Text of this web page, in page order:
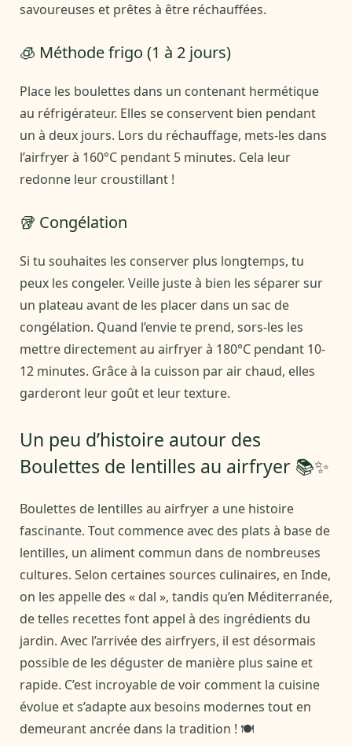
savoureuses et prêtes à être réchauffées.
🧊 Méthode frigo (1 à 2 jours)
Place les boulettes dans un contenant hermétique
au réfrigérateur. Elles se conservent bien pendant
un à deux jours. Lors du réchauffage, mets-les dans
l’airfryer à 160°C pendant 5 minutes. Cela leur
redonne leur croustillant !
🥡 Congélation
Si tu souhaites les conserver plus longtemps, tu
peux les congeler. Veille juste à bien les séparer sur
un plateau avant de les placer dans un sac de
congélation. Quand l’envie te prend, sors-les les
mettre directement au airfryer à 180°C pendant 10-
12 minutes. Grâce à la cuisson par air chaud, elles
garderont leur goût et leur texture.
Un peu d’histoire autour des
Boulettes de lentilles au airfryer 📚✨
Boulettes de lentilles au airfryer a une histoire
fascinante. Tout commence avec des plats à base de
lentilles, un aliment commun dans de nombreuses
cultures. Selon certaines sources culinaires, en Inde,
on les appelle des « dal », tandis qu’en Méditerranée,
de telles recettes font appel à des ingrédients du
jardin. Avec l’arrivée des airfryers, il est désormais
possible de les déguster de manière plus saine et
rapide. C’est incroyable de voir comment la cuisine
évolue et s’adapte aux besoins modernes tout en
demeurant ancrée dans la tradition ! 🍽️